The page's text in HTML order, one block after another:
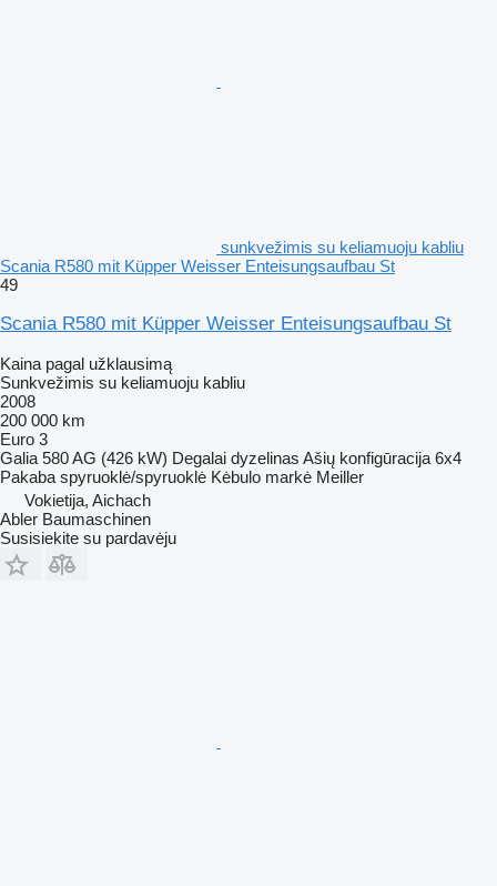
sunkvežimis su keliamuoju kabliu
Scania R580 mit Küpper Weisser Enteisungsaufbau St
49
Scania R580 mit Küpper Weisser Enteisungsaufbau St
Kaina pagal užklausimą
Sunkvežimis su keliamuoju kabliu
2008
200 000 km
Euro 3
Galia 580 AG (426 kW) Degalai dyzelinas Ašių konfigūracija 6x4
Pakaba spyruoklė/spyruoklė Kėbulo markė Meiller
Vokietija, Aichach
Abler Baumaschinen
Susisiekite su pardavėju